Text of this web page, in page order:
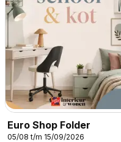
Euro Shop Folder
05/08 t/m 15/09/2026